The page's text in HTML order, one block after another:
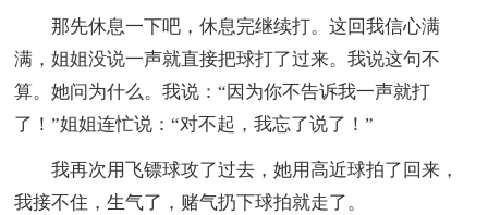
那先休息一下吧，休息完继续打。这回我信心满
满，姐姐没说一声就直接把球打了过来。我说这句不
算。她问为什么。我说：“因为你不告诉我一声就打
了！”姐姐连忙说：“对不起，我忘了说了！”
我再次用飞镖球攻了过去，她用高近球拍了回来，
我接不住，生气了，赌气扔下球拍就走了。